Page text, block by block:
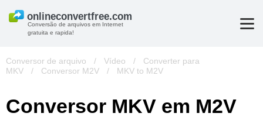
Conversão de arquivos em Internet
gratuita e rapida!
Conversor de arquivo / Vídeo /
Converter para
MKV
/ Conversor M2V / MKV to M2V
Conversor MKV em M2V